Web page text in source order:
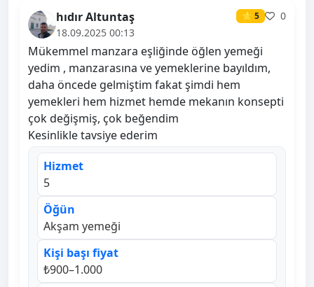
hıdır Altuntaş ⭐ 5
0
18.09.2025 00:13
Mükemmel manzara eşliğinde öğlen yemeği
yedim , manzarasına ve yemeklerine bayıldım,
daha öncede gelmiştim fakat şimdi hem
yemekleri hem hizmet hemde mekanın konsepti
çok değişmiş, çok beğendim
Kesinlikle tavsiye ederim
Hizmet
5
Öğün
Akşam yemeği
Kişi başı fiyat
₺900–1.000